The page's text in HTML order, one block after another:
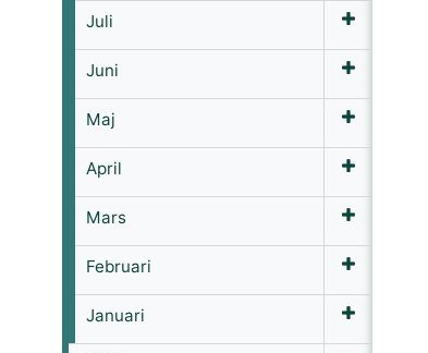
Juli
Juni
Maj
April
Mars
Februari
Januari